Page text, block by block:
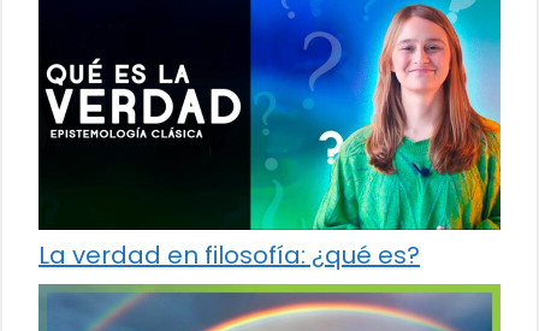
La verdad en filosofía: ¿qué es?